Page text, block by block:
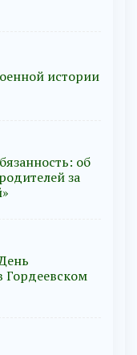
истории
об
за
Гордеевском